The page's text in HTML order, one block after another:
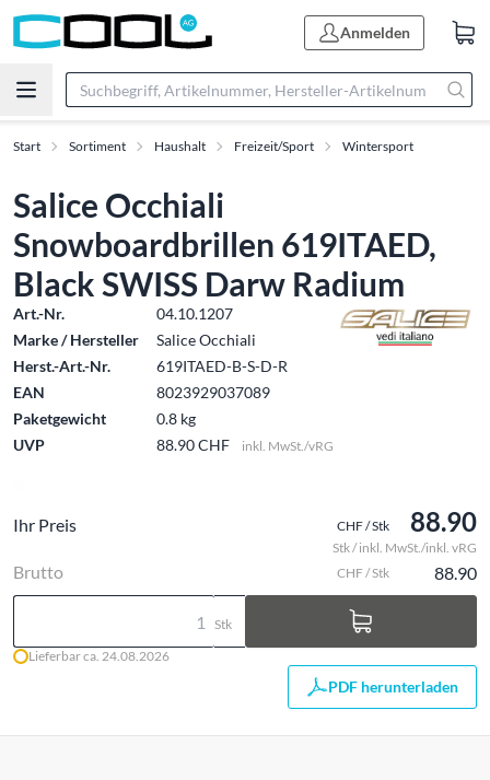
Anmelden
Start Sortiment Haushalt Freizeit/Sport Wintersport
Salice Occhiali
Snowboardbrillen 619ITAED,
Black SWISS Darw Radium
Art.-Nr.
04.10.1207
Marke / Hersteller
Salice Occhiali
Herst.-Art.-Nr.
619ITAED-B-S-D-R
EAN
8023929037089
Paketgewicht
0.8 kg
UVP
88.90 CHF inkl. MwSt./vRG
Ihr Preis CHF / Stk 88.90
Stk / inkl. MwSt./inkl. vRG
Brutto CHF / Stk 88.90
Stk
Lieferbar ca. 24.08.2026
PDF herunterladen